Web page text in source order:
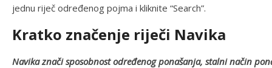
jednu riječ određenog pojma i kliknite “Search”.
Kratko značenje riječi Navika
Navika znači sposobnost određenog ponašanja, stalni način